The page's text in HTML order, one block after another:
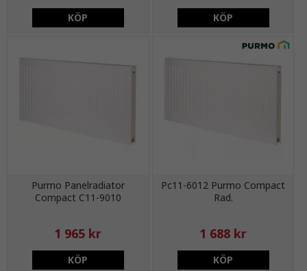
KÖP KÖP
Purmo Panelradiator
Compact C11-9010
1 965 kr
KÖP
Pc11-6012 Purmo Compact
Rad.
1 688 kr
KÖP